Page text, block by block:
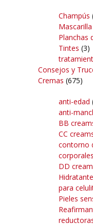
Champús
Planchas
Tintes (3)
Consejos y
Cremas (675)
anti-edad
anti-
BB
CC
contorno
corporales
DD
para
Pieles